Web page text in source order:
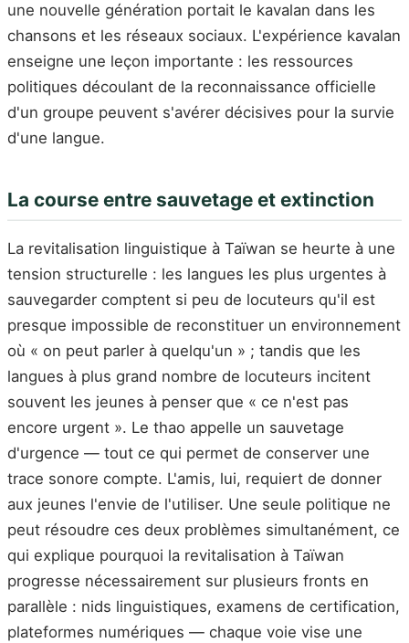
une nouvelle génération portait le kavalan dans les
chansons et les réseaux sociaux. L'expérience kavalan
enseigne une leçon importante : les ressources
politiques découlant de la reconnaissance officielle
d'un groupe peuvent s'avérer décisives pour la survie
d'une langue.
La course entre sauvetage et extinction
La revitalisation linguistique à Taïwan se heurte à une
tension structurelle : les langues les plus urgentes à
sauvegarder comptent si peu de locuteurs qu'il est
presque impossible de reconstituer un environnement
où « on peut parler à quelqu'un » ; tandis que les
langues à plus grand nombre de locuteurs incitent
souvent les jeunes à penser que « ce n'est pas
encore urgent ». Le thao appelle un sauvetage
d'urgence — tout ce qui permet de conserver une
trace sonore compte. L'amis, lui, requiert de donner
aux jeunes l'envie de l'utiliser. Une seule politique ne
peut résoudre ces deux problèmes simultanément, ce
qui explique pourquoi la revitalisation à Taïwan
progresse nécessairement sur plusieurs fronts en
parallèle : nids linguistiques, examens de certification,
plateformes numériques — chaque voie vise une